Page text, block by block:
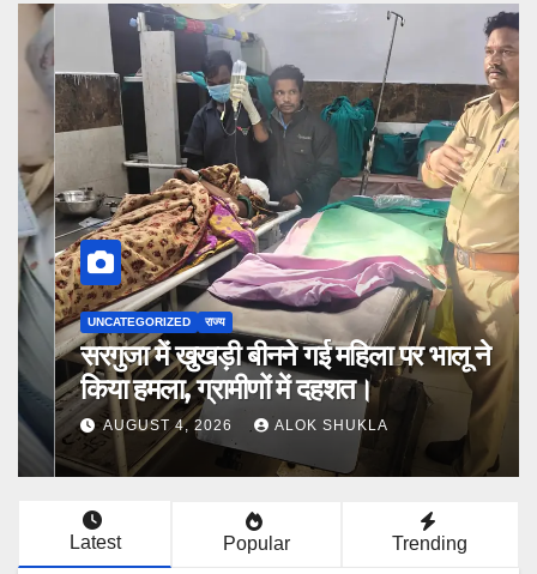
UNCATEGORIZED राज्य
सरगुजा में खुखड़ी बीनने गई महिला पर भालू ने
किया हमला, ग्रामीणों में दहशत।
AUGUST 4, 2026 ALOK SHUKLA
Latest Popular Trending